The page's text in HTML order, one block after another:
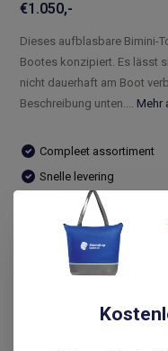
€1.050,-
Dieses aufblasbare Bimini-
Bootes konzipiert. Es lässt
nicht dauerhaft am Boot
Beschreibung unten.... Mehr
Compleet assortiment
Snelle levering
De laagste prijs
14 dagen bedenktijd
Vergleichen